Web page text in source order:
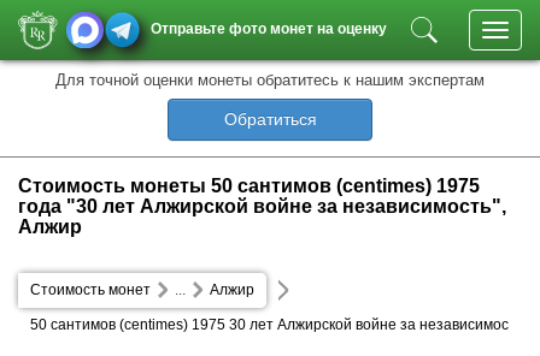
Отправьте фото монет на оценку
Для точной оценки монеты обратитесь к нашим экспертам
Обратиться
Стоимость монеты 50 сантимов (centimes) 1975
года "30 лет Алжирской войне за независимость",
Алжир
Стоимость монет Алжир
...
50 сантимов (centimes) 1975 30 лет Алжирской войне за независимос